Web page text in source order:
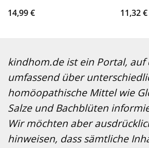
14,99€
11,32€
kindhom.de ist ein Portal, auf
umfassend über
homöopathische Mittel wie
Salze und Bachblüten
Wir möchten aber
hinweisen, dass sämtliche